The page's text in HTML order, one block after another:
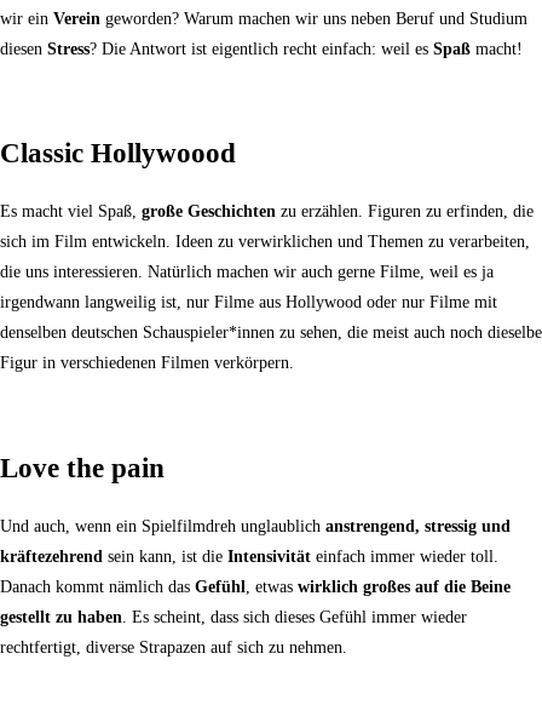
wir ein Verein geworden? Warum machen wir uns neben Beruf und Studium
diesen Stress? Die Antwort ist eigentlich recht einfach: weil es Spaß macht!
Classic Hollywoood
Es macht viel Spaß, große Geschichten zu erzählen. Figuren zu erfinden, die
sich im Film entwickeln. Ideen zu verwirklichen und Themen zu verarbeiten,
die uns interessieren. Natürlich machen wir auch gerne Filme, weil es ja
irgendwann langweilig ist, nur Filme aus Hollywood oder nur Filme mit
denselben deutschen Schauspieler*innen zu sehen, die meist auch noch dieselbe
Figur in verschiedenen Filmen verkörpern.
Love the pain
Und auch, wenn ein Spielfilmdreh unglaublich anstrengend, stressig und
kräftezehrend sein kann, ist die Intensivität einfach immer wieder toll.
Danach kommt nämlich das Gefühl , etwas wirklich großes auf die Beine
gestellt zu haben . Es scheint, dass sich dieses Gefühl immer wieder
rechtfertigt, diverse Strapazen auf sich zu nehmen.